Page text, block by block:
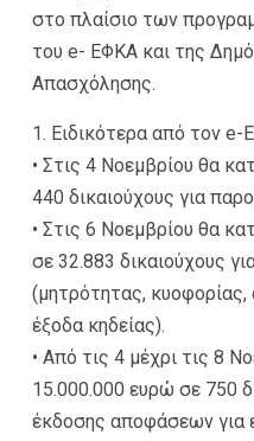
στο πλαίσιο των
του e- ΕΦΚΑ και της
Απασχόλησης.
1. Ειδικότερα από τον e-
• Στις 4 Νοεμβρίου θα
440 δικαιούχους για
• Στις 6 Νοεμβρίου θα
σε 32.883 δικαιούχους
(μητρότητας, κυοφορίας,
έξοδα κηδείας).
• Από τις 4 μέχρι τις 8
15.000.000 ευρώ σε 750
έκδοσης αποφάσεων για